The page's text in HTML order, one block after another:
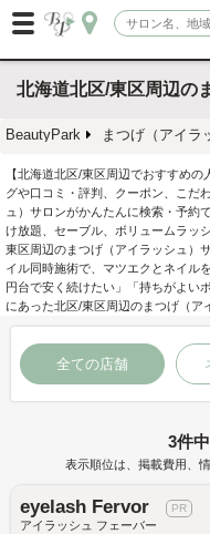
北海道北区/東区周辺の
BeautyPark まつげ（アイラ
【北海道北区/東区周辺でおすすめ
グや口コミ・評判、クーポン、こだ
ュ）サロンがかんたんに検索・予約
け放題、セーブル、ボリュームラッ
東区周辺のまつげ（アイラッシュ）
イル同時施術で、マツエクとネイル
円台で安く続けたい」「持ちがよい
にあった北区/東区周辺のまつげ（ア
全ての店舗
3件
表示順位は、掲載費用、
eyelash Fervor
アイラッシュ フェーバー